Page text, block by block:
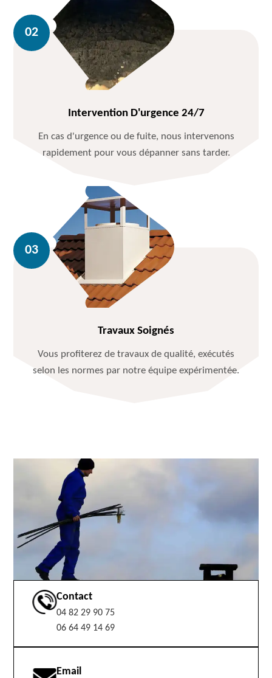
Intervention D'urgence 24/7
En cas d'urgence ou de fuite, nous intervenons
rapidement pour vous dépanner sans tarder.
Travaux Soignés
Vous profiterez de travaux de qualité, exécutés
selon les normes par notre équipe expérimentée.
Contact
04 82 29 90 75
06 64 49 14 69
Email